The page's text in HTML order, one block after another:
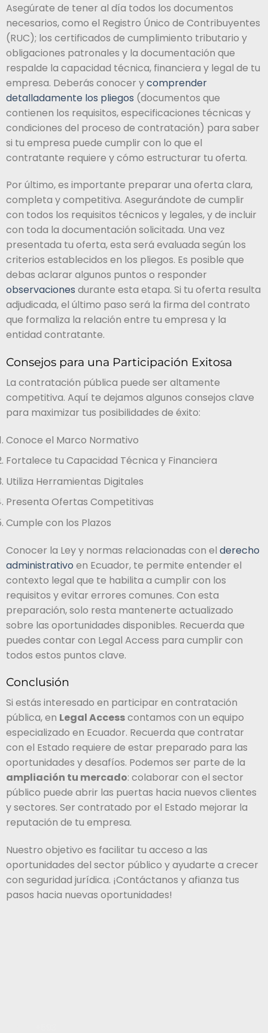
Asegúrate de tener al día todos los documentos
necesarios, como el Registro Único de Contribuyentes
(RUC); los certificados de cumplimiento tributario y
obligaciones patronales y la documentación que
respalde la capacidad técnica, financiera y legal de tu
empresa. Deberás conocer ycomprender
detalladamente los pliegos (documentos que
contienen los requisitos, especificaciones técnicas y
condiciones del proceso de contratación) para saber
si tu empresa puede cumplir con lo que el
contratante requiere y cómo estructurar tu oferta.
Por último, es importante preparar una oferta clara,
completa y competitiva. Asegurándote de cumplir
con todos los requisitos técnicos y legales, y de incluir
con toda la documentación solicitada. Una vez
presentada tu oferta, esta será evaluada según los
criterios establecidos en los pliegos. Es posible que
debas aclarar algunos puntos o responder
observaciones durante esta etapa. Si tu oferta resulta
adjudicada, el último paso será la firma del contrato
que formaliza la relación entre tu empresa y la
entidad contratante.
Consejos para una Participación Exitosa
La contratación pública puede ser altamente
competitiva. Aquí te dejamos algunos consejos clave
para maximizar tus posibilidades de éxito:
Conoce el Marco Normativo
Fortalece tu Capacidad Técnica y Financiera
Utiliza Herramientas Digitales
Presenta Ofertas Competitivas
Cumple con los Plazos
Conocer la Ley y normas relacionadas con el derecho
administrativo en Ecuador, te permite entender el
contexto legal que te habilita a cumplir con los
requisitos y evitar errores comunes. Con esta
preparación, solo resta mantenerte actualizado
sobre las oportunidades disponibles. Recuerda que
puedes contar con Legal Access para cumplir con
todos estos puntos clave.
Conclusión
Si estás interesado en participar en contratación
pública, en Legal Accesscontamos con un equipo
especializado en Ecuador. Recuerda que contratar
con el Estado requiere de estar preparado para las
oportunidades y desafíos. Podemos ser parte de la
ampliación tu mercado: colaborar con el sector
público puede abrir las puertas hacia nuevos clientes
y sectores. Ser contratado por el Estado mejorar la
reputación de tu empresa.
Nuestro objetivo es facilitar tu acceso a las
oportunidades del sector público y ayudarte a crecer
con seguridad jurídica. ¡Contáctanos y afianza tus
pasos hacia nuevas oportunidades!